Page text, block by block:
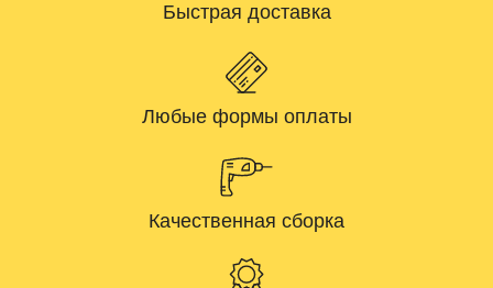
Быстрая доставка
Любые формы оплаты
Качественная сборка